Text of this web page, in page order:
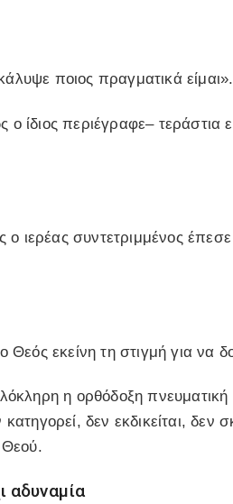
ποιος πραγματικά είμαι».
ίδιος περιέγραφε– τεράστια
ο ιερέας συντετριμμένος
εκείνη τη στιγμή για να
η ορθόδοξη
δεν εκδικείται, δεν
Θεού.
αδυναμία